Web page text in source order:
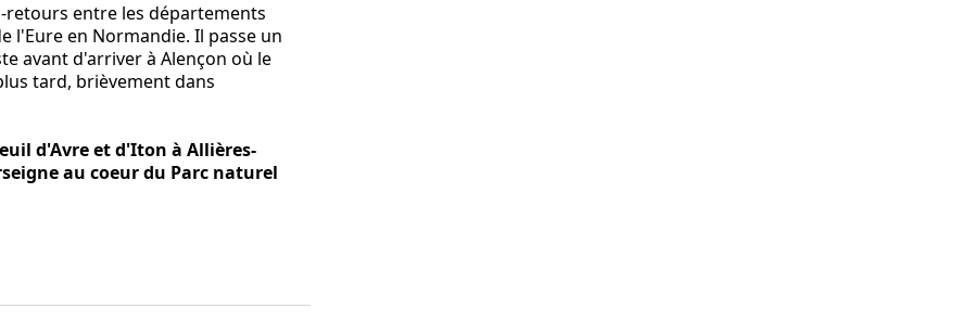
entre les départements
l'Eure en Normandie. Il passe un
avant d'arriver à Alençon où le
tard, brièvement dans
d'Avre et d'Iton à Allières-
au coeur du Parc naturel